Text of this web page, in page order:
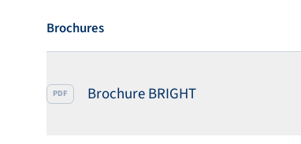
Brochures
PDF Brochure BRIGHT